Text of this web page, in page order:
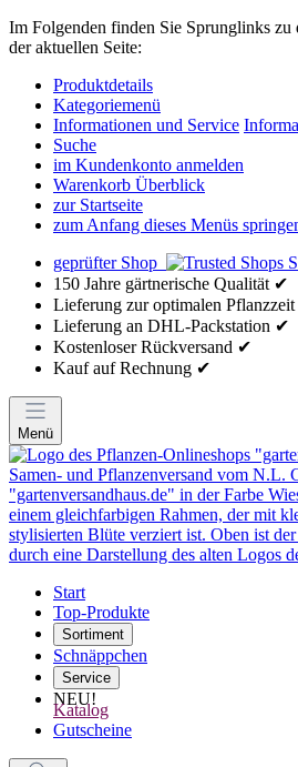
Im Folgenden finden Sie Sprunglinks zu
der aktuellen Seite:
Produktdetails
Kategoriemenü
Informationen und Service
Suche
im Kundenkonto anmelden
Warenkorb Überblick
zur Startseite
zum Anfang dieses Menüs
geprüfter Shop
150 Jahre gärtnerische Qualität ✔
Lieferung zur optimalen
Lieferung an DHL-Packstation ✔
Kostenloser Rückversand ✔
Kauf auf Rechnung ✔
Menü
Start
Top-Produkte
Sortiment
Schnäppchen
Service
NEU!
Katalog
Gutscheine